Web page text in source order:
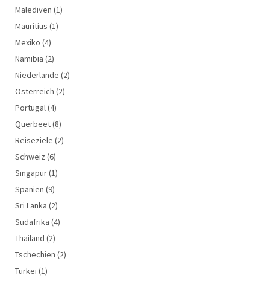
Malediven (1)
Mauritius (1)
Mexiko (4)
Namibia (2)
Niederlande (2)
Österreich (2)
Portugal(4)
Querbeet(8)
Reiseziele (2)
Schweiz (6)
Singapur(1)
Spanien (9)
Sri Lanka (2)
Südafrika (4)
Thailand (2)
Tschechien (2)
Türkei (1)